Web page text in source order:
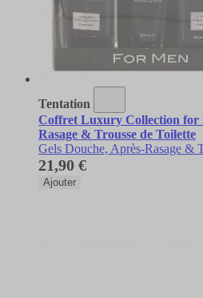
Tentation
Coffret Luxury Collection for
Rasage & Trousse de Toilette
Gels Douche, Après-Rasage &
21,90 €
Ajouter